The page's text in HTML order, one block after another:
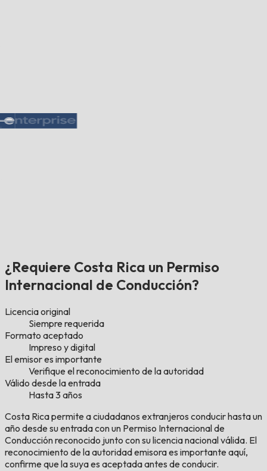
¿Requiere Costa Rica un Permiso
Internacional de Conducción?
Licencia original
Siempre requerida
Formato aceptado
Impreso y digital
El emisor es importante
Verifique el reconocimiento de la autoridad
Válido desde la entrada
Hasta 3 años
Costa Rica permite a ciudadanos extranjeros conducir hasta un
año desde su entrada con un Permiso Internacional de
Conducción reconocido junto con su licencia nacional válida. El
reconocimiento de la autoridad emisora es importante aquí,
confirme que la suya es aceptada antes de conducir.